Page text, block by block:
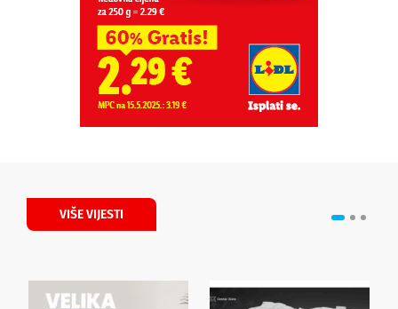
VIŠE VIJESTI